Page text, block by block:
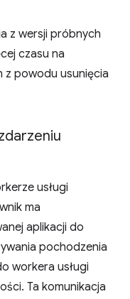
z wersji próbnych
czasu na
z powodu usunięcia
usługi
ma
aplikacji do
pochodzenia
workera usługi
Ta komunikacja